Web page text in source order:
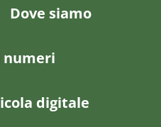
Dove siamo
digitale